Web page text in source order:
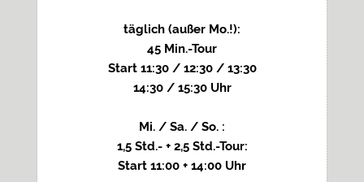
täglich (außer Mo.!):
45 Min.-Tour
Start 11:30 / 12:30 / 13:30
14:30 / 15:30 Uhr
Mi. / Sa. / So. :
1,5 Std.- + 2,5 Std.-Tour:
Start 11:00 + 14:00 Uhr